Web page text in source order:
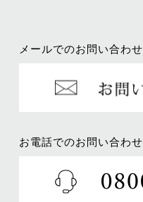
メールでのお問い合わせ
お電話でのお問い合わ